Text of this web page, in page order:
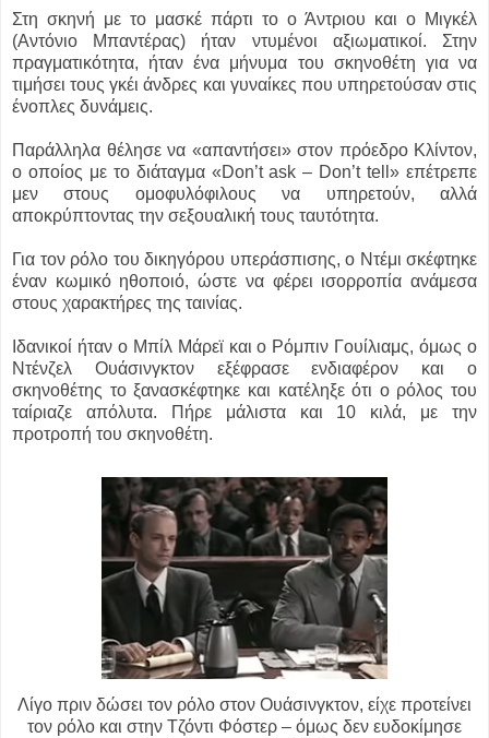
Στη σκηνή με το μασκέ πάρτι το ο Άντριου και ο Μιγκέλ
(Αντόνιο Μπαντέρας) ήταν ντυμένοι αξιωματικοί. Στην
πραγματικότητα, ήταν ένα μήνυμα του σκηνοθέτη για να
τιμήσει τους γκέι άνδρες και γυναίκες που υπηρετούσαν στις
ένοπλες δυνάμεις.
Παράλληλα θέλησε να «απαντήσει» στον πρόεδρο Κλίντον,
ο οποίος με το διάταγμα «Don’t ask – Don’t tell» επέτρεπε
μεν στους ομοφυλόφιλους να υπηρετούν, αλλά
αποκρύπτοντας την σεξουαλική τους ταυτότητα.
Για τον ρόλο του δικηγόρου υπεράσπισης, ο Ντέμι σκέφτηκε
έναν κωμικό ηθοποιό, ώστε να φέρει ισορροπία ανάμεσα
στους χαρακτήρες της ταινίας.
Ιδανικοί ήταν ο Μπίλ Μάρεϊ και ο Ρόμπιν Γουίλιαμς, όμως ο
Ντένζελ Ουάσινγκτον εξέφρασε ενδιαφέρον και ο
σκηνοθέτης το ξανασκέφτηκε και κατέληξε ότι ο ρόλος του
ταίριαζε απόλυτα. Πήρε μάλιστα και 10 κιλά, με την
προτροπή του σκηνοθέτη.
Λίγο πριν δώσει τον ρόλο στον Ουάσινγκτον, είχε προτείνει
τον ρόλο και στην Τζόντι Φόστερ – όμως δεν ευδοκίμησε